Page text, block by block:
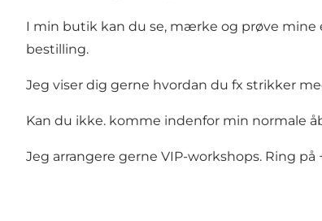
I min butik kan du se, mærke og prøve
bestilling.
Jeg viser dig gerne hvordan du fx strikker
Kan du ikke. komme indenfor min normale
Jeg arrangere gerne VIP-workshops. Ring